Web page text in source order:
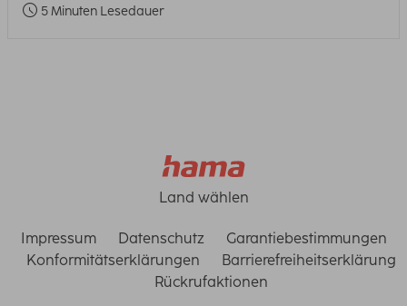
5 Minuten Lesedauer
Land wählen
Impressum Datenschutz
Garantiebestimmungen
Konformitätserklärungen
Barrierefreiheitserklärung
Rückrufaktionen